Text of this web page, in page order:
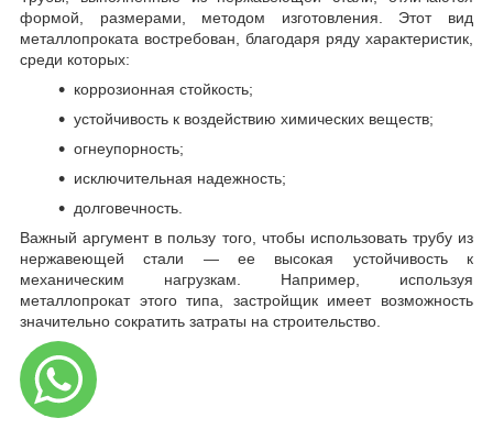
формой, размерами, методом изготовления. Этот вид
металлопроката востребован, благодаря ряду характеристик,
среди которых:
коррозионная стойкость;
устойчивость к воздействию химических веществ;
огнеупорность;
исключительная надежность;
долговечность.
Важный аргумент в пользу того, чтобы использовать трубу из
нержавеющей стали — ее высокая устойчивость к
механическим нагрузкам. Например, используя
металлопрокат этого типа, застройщик имеет возможность
значительно сократить затраты на строительство.